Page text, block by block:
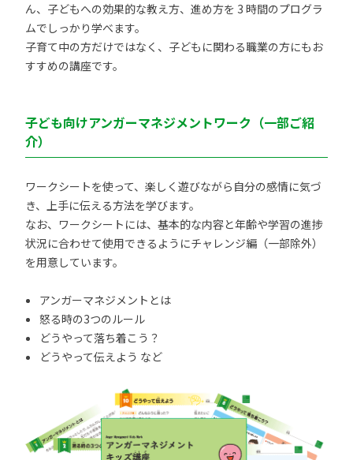
ん、子どもへの効果的な教え方、進め方を 3 時間のプログラ
ムでしっかり学べます。
子育て中の方だけではなく、子どもに関わる職業の方にもお
すすめの講座です。
子ども向けアンガーマネジメントワーク（一部ご紹
介）
ワークシートを使って、楽しく遊びながら自分の感情に気づ
き、上手に伝える方法を学びます。
なお、ワークシートには、基本的な内容と年齢や学習の進捗
状況に合わせて使用できるようにチャレンジ編（一部除外）
を用意しています。
アンガーマネジメントとは
怒る時の3つのルール
どうやって落ち着こう？
どうやって伝えよう など